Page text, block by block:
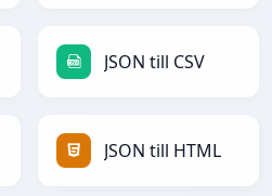
JSON till CSV
JSON till HTML